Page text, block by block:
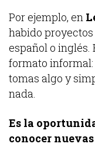
Por ejemplo, en
habido
español o inglés.
formato informal:
tomas algo y
nada.
Es la
conocer